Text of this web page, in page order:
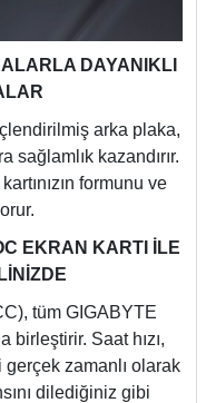
DAYANIKLI
arka plaka,
sağlamlık kazandırır.
formunu ve
EKRAN KARTI İLE
tüm GIGABYTE
birleştirir. Saat hızı,
zamanlı olarak
dilediğiniz gibi